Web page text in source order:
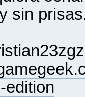
sin
edition